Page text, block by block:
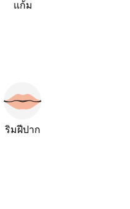
แก้ม
ริมฝีปาก